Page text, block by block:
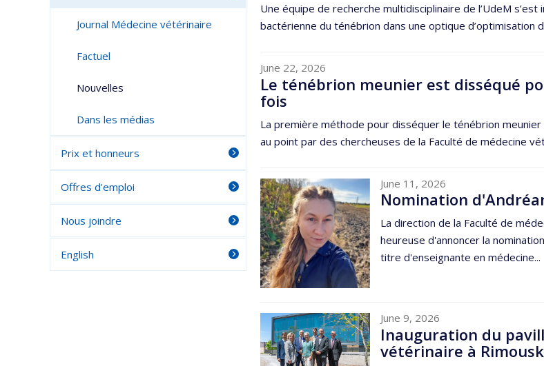
Une équipe de recherche multidisciplinaire de l’UdeM
bactérienne du ténébrion dans une optique d’optimisation
June 22, 2026
Le ténébrion meunier est disséqué
fois
La première méthode pour disséquer le ténébrion
au point par des chercheuses de la Faculté de médecine
June 11, 2026
Nomination
La direction de la Faculté de
heureuse d'annoncer la
titre d'enseignante en médecine...
June 9, 2026
Inauguration du
vétérinaire à
Journal Médecine vétérinaire
Factuel
Nouvelles
Dans les médias
Prix et honneurs
Offres d'emploi
Nous joindre
English